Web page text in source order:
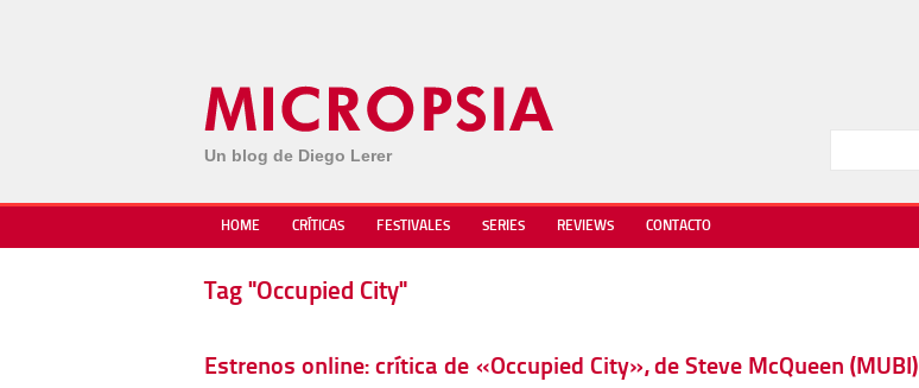
Un blog de Diego Lerer
HOME CRÍTICAS FESTIVALES SERIES REVIEWS CONTACTO
Tag "Occupied City"
Estrenos online: crítica de «Occupied City», de Steve McQueen (MUBI)